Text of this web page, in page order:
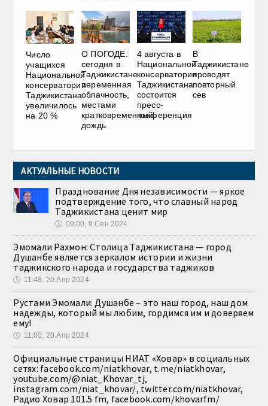
Число
учащихся
Национальной
консерватории
Таджикистана
увеличилось
на 20 %
О ПОГОДЕ:
сегодня в
Таджикистане
переменная
облачность,
местами
кратковременный
дождь
4 августа в
Национальной
консерватории
Таджикистана
состоится
пресс-
конференция
В
Таджикистане
проводят
повторный
сев
АКТУАЛЬНЫЕ НОВОСТИ
Празднование Дня независимости — яркое
подтверждение того, что славный народ
Таджикистана ценит мир
🕔 09:00, 9.Сен 2024
Эмомали Рахмон: Столица Таджикистана — город
Душанбе является зеркалом истории и жизни
таджикского народа и государства таджиков
🕔 11:48, 20.Апр 2024
Рустами Эмомали: Душанбе – это наш город, наш дом
надежды, который мы любим, гордимся им и доверяем
ему!
🕔 11:00, 20.Апр 2024
Официальные страницы НИАТ «Ховар» в социальных
сетях: facebook.com/niatkhovar, t.me/niatkhovar,
youtube.com/@niat_Khovar_tj,
instagram.com/niat_khovar/, twitter.com/niatkhovar,
Радио Ховар 101.5 fm, facebook.com/khovarfm/